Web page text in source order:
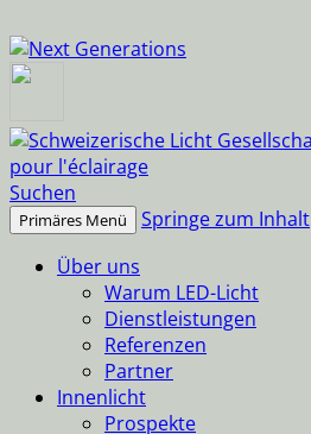
Suchen
Primäres Menü
Springe zum Inhalt
Über uns
Warum LED-Licht
Dienstleistungen
Referenzen
Partner
Innenlicht
Prospekte